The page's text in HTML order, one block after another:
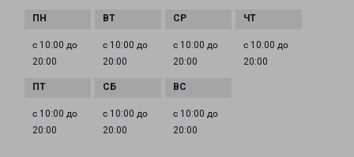
с 10:00 до
20:00
с 10:00 до
20:00
с 10:00 до
20:00
с 10:00 до
20:00
с 10:00 до
20:00
с 10:00 до
20:00
с 10:00 до
20:00